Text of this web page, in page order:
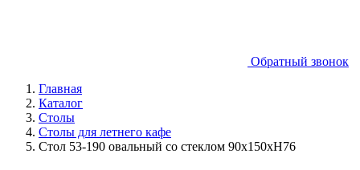
Обратный звонок
Главная
Каталог
Столы
Столы для летнего кафе
Стол 53-190 овальный со стеклом 90х150хH76